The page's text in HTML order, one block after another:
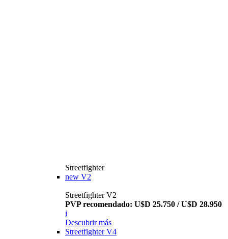
Streetfighter
new V2
Streetfighter V2
PVP recomendado: U$D 25.750 / U$D 28.950
i
Descubrir más
Streetfighter V4